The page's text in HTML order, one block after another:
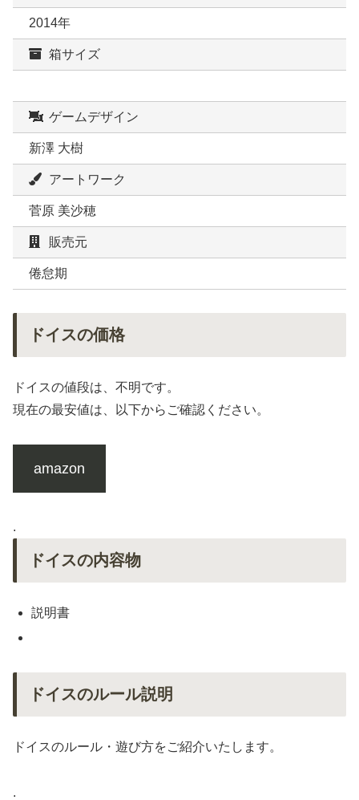
2014年
箱サイズ
ゲームデザイン
新澤 大樹
アートワーク
菅原 美沙穂
販売元
倦怠期
ドイスの価格
ドイスの値段は、不明です。
現在の最安値は、以下からご確認ください。
amazon
.
ドイスの内容物
説明書
ドイスのルール説明
ドイスのルール・遊び方をご紹介いたします。
.